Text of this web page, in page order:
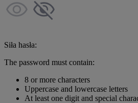
Siła hasła:
The password must contain:
8 or more characters
Uppercase and lowercase letters
At least one digit and special